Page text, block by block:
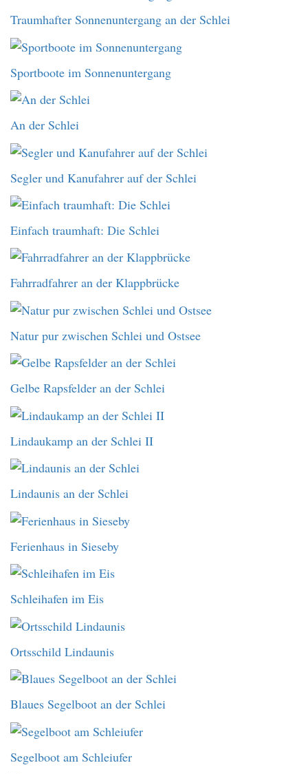
Traumhafter Sonnenuntergang an der Schlei
Sportboote im Sonnenuntergang
An der Schlei
Segler und Kanufahrer auf der Schlei
Einfach traumhaft: Die Schlei
Fahrradfahrer an der Klappbrücke
Natur pur zwischen Schlei und Ostsee
Gelbe Rapsfelder an der Schlei
Lindaukamp an der Schlei II
Lindaunis an der Schlei
Ferienhaus in Sieseby
Schleihafen im Eis
Ortsschild Lindaunis
Blaues Segelboot an der Schlei
Segelboot am Schleiufer